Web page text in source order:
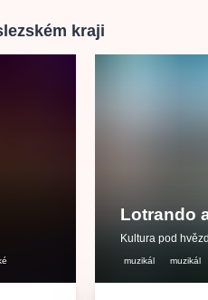
kraji
Lotrando
Kultura pod
muzikál muzikál